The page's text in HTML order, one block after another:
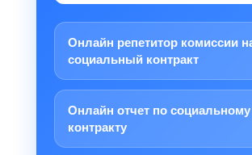
Онлайн репетитор комиссии
социальный контракт
Онлайн отчет по социальному
контракту